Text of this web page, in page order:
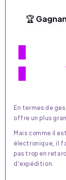
🏆
En termes de
offre un plus
Mais comme il
électronique, il
pas trop en
d'expédition.